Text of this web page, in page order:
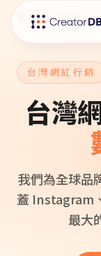
首頁 / 行銷代辦 /
台灣網紅行銷
台灣
我們為全球品
蓋 Instagram
最大